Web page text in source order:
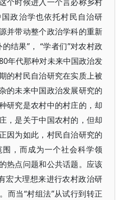
政治学也依托村民自治研
并带动整个政治学科的重新
结果”， “学者们”对农村政
年代那种对未来中国政治发
的村民自治研究在实质上被
的未来中国政治发展研究的
研究是农村中的村庄的，却
，是关于中国农村的，但却
因为如此，村民自治研究的
，而成为一个社会科学领
热点问题和公共话题。应该
宏大理想来进行农村政治研
而当“村组法”从试行到转正